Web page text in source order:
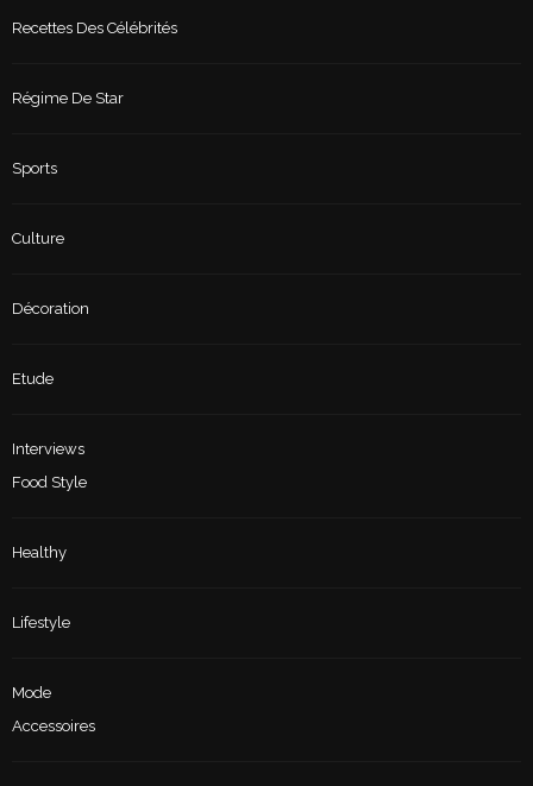
Recettes Des Célébrités
Régime De Star
Sports
Culture
Décoration
Etude
Interviews
Food Style
Healthy
Lifestyle
Mode
Accessoires